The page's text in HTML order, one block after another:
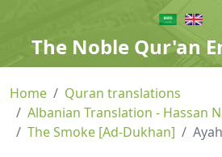
The Noble Qur'an
Home
Quran translations
Albanian Translation - Hassan
The Smoke [Ad-Dukhan]